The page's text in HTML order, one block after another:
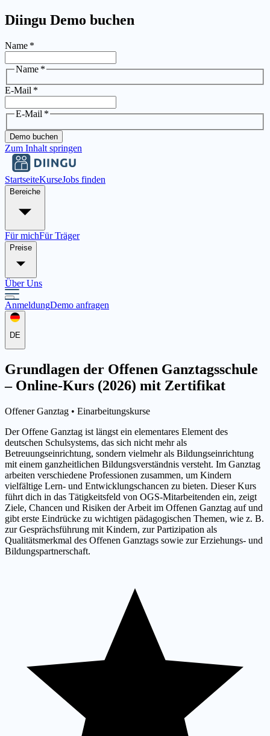
Diingu Demo buchen
Name *
Name *
E-Mail *
E-Mail *
Demo buchen
Zum Inhalt springen
StartseiteKurseJobs finden
Bereiche
Für michFür Träger
Preise
Über Uns
AnmeldungDemo anfragen
DE
Grundlagen der Offenen Ganztagsschule
– Online-Kurs (2026) mit Zertifikat
Offener Ganztag • Einarbeitungskurse
Der Offene Ganztag ist längst ein elementares Element des
deutschen Schulsystems, das sich nicht mehr als
Betreuungseinrichtung, sondern vielmehr als Bildungseinrichtung
mit einem ganzheitlichen Bildungsverständnis versteht. Im Ganztag
arbeiten verschiedene Professionen zusammen, um Kindern
vielfältige Lern- und Entwicklungschancen zu bieten. Dieser Kurs
führt dich in das Tätigkeitsfeld von OGS-Mitarbeitenden ein, zeigt
Ziele, Chancen und Risiken der Arbeit im Offenen Ganztag auf und
gibt erste Eindrücke zu wichtigen pädagogischen Themen, wie z. B.
zur Gesprächsführung mit Kindern, zur Partizipation als
Qualitätsmerkmal des Offenen Ganztags sowie zur Erziehungs- und
Bildungspartnerschaft.